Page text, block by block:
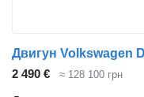
2 490 € ≈ 128 100 грн